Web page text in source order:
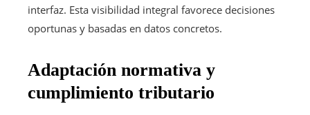
interfaz. Esta visibilidad integral favorece decisiones
oportunas y basadas en datos concretos.
Adaptación normativa y
cumplimiento tributario